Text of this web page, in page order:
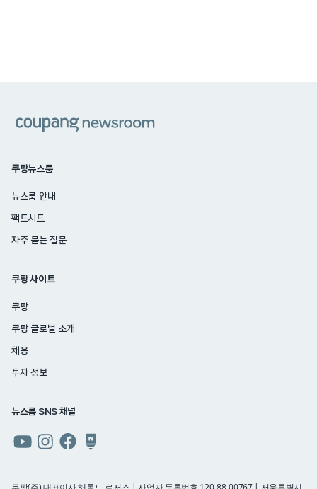
쿠팡뉴스룸
뉴스룸 안내
팩트시트
자주 묻는 질문
쿠팡 사이트
쿠팡
쿠팡 글로벌 소개
채용
투자 정보
뉴스룸 SNS 채널
유튜브인스타그램
페이스북네이버